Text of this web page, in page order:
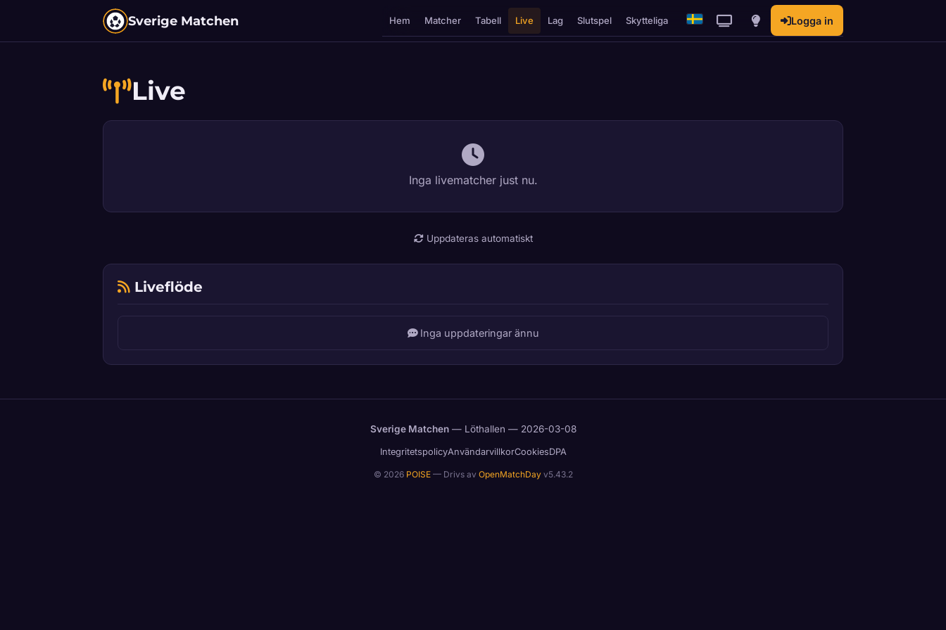
Sverige Matchen Hem Matcher Tabell Live Lag Slutspel Skytteliga Logga in
Live
Inga livematcher just nu.
Uppdateras automatiskt
Liveflöde
Inga uppdateringar ännu
Sverige Matchen— Löthallen — 2026-03-08
IntegritetspolicyAnvändarvillkorCookiesDPA
© 2026 POISE— Drivs av OpenMatchDayv5.43.2